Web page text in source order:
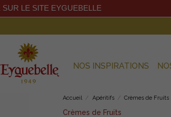
NOS INSPIRATIONS
SUR LE SITE EYGUEBELLE
Accueil Apéritifs Crèmes de Fruits
Crèmes de Fruits